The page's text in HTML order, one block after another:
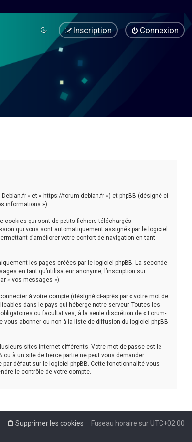
Connexion
Inscription
» et « https://forum-debian.fr ») et phpBB (désigné ci-
informations »).
cookies qui sont de petits fichiers téléchargés
qui vous sont automatiquement assignés par le logiciel
d’améliorer votre confort de navigation en tant
les pages créées par le logiciel phpBB. La seconde
en tant qu’utilisateur anonyme, l’inscription sur
« vos messages »).
à votre compte (désigné ci-après par « votre mot de
dans le pays qui héberge notre serveur. Toutes les
ou facultatives, à la seule discrétion de « Forum-
abonner ou non à la liste de diffusion du logiciel phpBB
sites internet différents. Votre mot de passe est le
ou à un site de tierce partie ne peut vous demander
défaut sur le logiciel phpBB. Cette fonctionnalité vous
le contrôle de votre compte.
Fuseau horaire surUTC+02:00
Supprimer les cookies